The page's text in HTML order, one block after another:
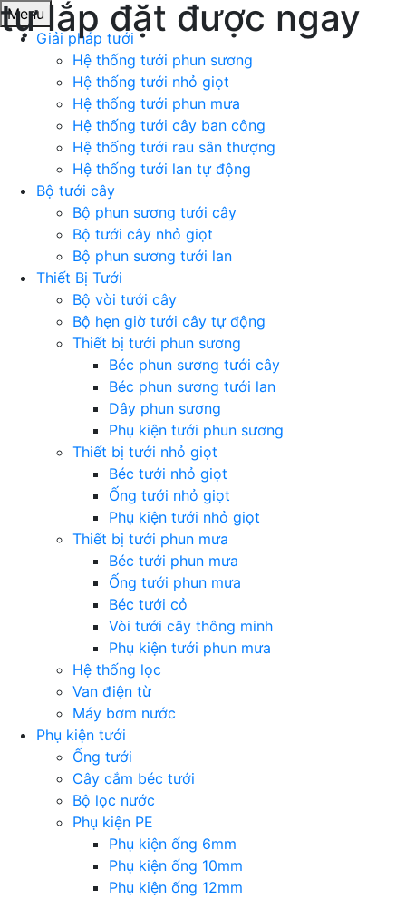
tự lắp đặt được ngay
Menu
Giải pháp tưới
Hệ thống tưới phun sương
Hệ thống tưới nhỏ giọt
Hệ thống tưới phun mưa
Hệ thống tưới cây ban công
Hệ thống tưới rau sân thượng
Hệ thống tưới lan tự động
Bộ tưới cây
Bộ phun sương tưới cây
Bộ tưới cây nhỏ giọt
Bộ phun sương tưới lan
Thiết Bị Tưới
Bộ vòi tưới cây
Bộ hẹn giờ tưới cây tự động
Thiết bị tưới phun sương
Béc phun sương tưới cây
Béc phun sương tưới lan
Dây phun sương
Phụ kiện tưới phun sương
Thiết bị tưới nhỏ giọt
Béc tưới nhỏ giọt
Ống tưới nhỏ giọt
Phụ kiện tưới nhỏ giọt
Thiết bị tưới phun mưa
Béc tưới phun mưa
Ống tưới phun mưa
Béc tưới cỏ
Vòi tưới cây thông minh
Phụ kiện tưới phun mưa
Hệ thống lọc
Van điện từ
Máy bơm nước
Phụ kiện tưới
Ống tưới
Cây cắm béc tưới
Bộ lọc nước
Phụ kiện PE
Phụ kiện ống 6mm
Phụ kiện ống 10mm
Phụ kiện ống 12mm